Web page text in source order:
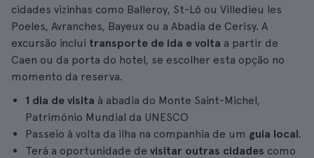
cidades vizinhas como Balleroy, St-Lô ou Villedieu les
Poeles, Avranches, Bayeux ou a Abadia de Cerisy. A
excursão inclui transporte de ida e volta a partir de
Caen ou da porta do hotel, se escolher esta opção no
momento da reserva.
1 dia de visita à abadia do Monte Saint-Michel,
Património Mundial da UNESCO
Passeio à volta da ilha na companhia de um guia local.
Terá a oportunidade de visitar outras cidades como